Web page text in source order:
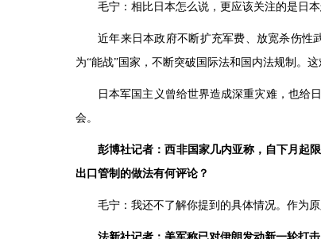
毛宁：相比日本怎么说，更应该关注的是日本
近年来日本政府不断扩充军费、放宽杀伤性
为“能战”国家，不断突破国际法和国内法规制。
日本军国主义曾给世界造成深重灾难，也给
会。
彭博社记者：西非国家几内亚称，自下月起
出口管制的做法有何评论？
毛宁：我还不了解你提到的具体情况。作为